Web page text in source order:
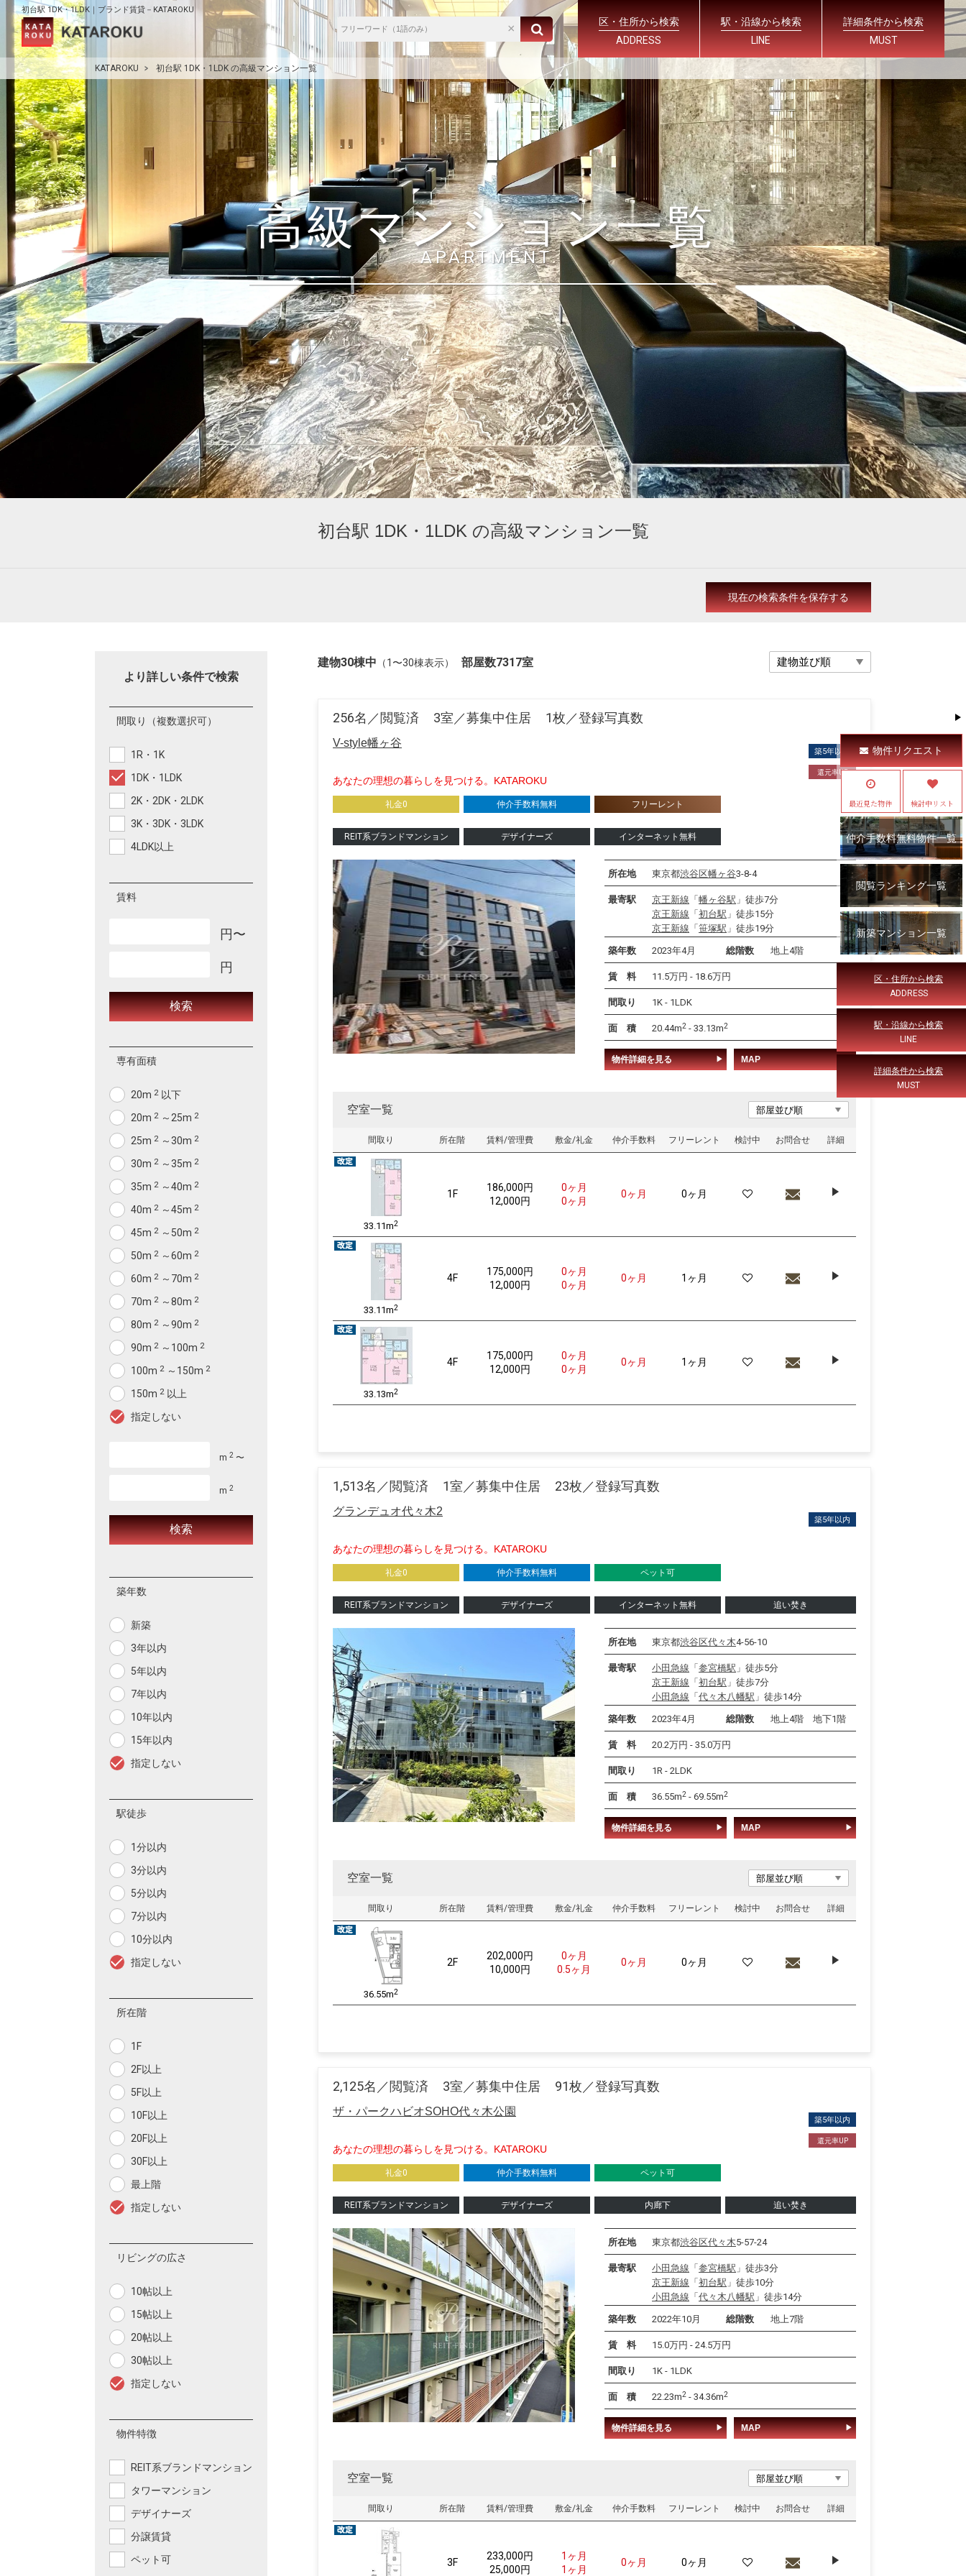
初台駅 1DK・1LDK｜ブランド賃貸－KATAROKU
区・住所から検索
ADDRESS
駅・沿線から検索
LINE
詳細条件から検索
MUST
KATAROKU 初台駅 1DK・1LDK の高級マンション一覧
高級マンション一覧
APARTMENT
初台駅 1DK・1LDK の高級マンション一覧
現在の検索条件を保存する
より詳しい条件で検索
間取り （複数選択可）
1R・1K
1DK・1LDK
2K・2DK・2LDK
3K・3DK・3LDK
4LDK以上
賃料
円〜
円
専有面積
20m 2 以下
20m 2 ～25m 2
25m 2 ～30m 2
30m 2 ～35m 2
35m 2 ～40m 2
40m 2 ～45m 2
45m 2 ～50m 2
50m 2 ～60m 2
60m 2 ～70m 2
70m 2 ～80m 2
80m 2 ～90m 2
90m 2 ～100m 2
100m 2 ～150m 2
150m 2 以上
指定しない
m 2 〜
m 2
築年数
新築
3年以内
5年以内
7年以内
10年以内
15年以内
指定しない
駅徒歩
1分以内
3分以内
5分以内
7分以内
10分以内
指定しない
所在階
1F
2F以上
5F以上
10F以上
20F以上
30F以上
最上階
指定しない
リビングの広さ
10帖以上
15帖以上
20帖以上
30帖以上
指定しない
物件特徴
REIT系ブランドマンション
タワーマンション
デザイナーズ
分譲賃貸
ペット可
建物30棟中 （1〜30棟表示） 部屋数7317室
256名／閲覧済 3室／募集中住居 1枚／登録写真数
V-style幡ヶ谷
築5年以内
還元率UP
あなたの理想の暮らしを見つける。KATAROKU
礼金0 仲介手数料無料 フリーレント
REIT系ブランドマンション デザイナーズ インターネット無料
所在地 東京都渋谷区幡ヶ谷3-8-4
最寄駅 京王新線 「 幡ヶ谷駅 」徒歩7分
京王新線 「 初台駅 」徒歩15分
京王新線 「 笹塚駅 」徒歩19分
築年数 2023年4月 総階数 地上4階
賃 料 11.5万円 - 18.6万円
間取り 1K - 1LDK
面 積 20.44m2 - 33.13m2
物件詳細を見る MAP
空室一覧
間取り 所在階 賃料/管理費 敷金/礼金 仲介手数料 フリーレント 検討中 お問合せ 詳細
33.11m2
1F
186,000円
12,000円
0ヶ月
0ヶ月
0ヶ月 0ヶ月
33.11m2
4F
175,000円
12,000円
0ヶ月
0ヶ月
0ヶ月 1ヶ月
33.13m2
4F
175,000円
12,000円
0ヶ月
0ヶ月
0ヶ月 1ヶ月
1,513名／閲覧済 1室／募集中住居 23枚／登録写真数
グランデュオ代々木2
築5年以内
あなたの理想の暮らしを見つける。KATAROKU
礼金0 仲介手数料無料 ペット可
REIT系ブランドマンション デザイナーズ インターネット無料 追い焚き
所在地 東京都渋谷区代々木4-56-10
最寄駅 小田急線 「 参宮橋駅 」徒歩5分
京王新線 「 初台駅 」徒歩7分
小田急線 「 代々木八幡駅 」徒歩14分
築年数 2023年4月 総階数 地上4階 地下1階
賃 料 20.2万円 - 35.0万円
間取り 1R - 2LDK
面 積 36.55m2 - 69.55m2
物件詳細を見る MAP
空室一覧
間取り 所在階 賃料/管理費 敷金/礼金 仲介手数料 フリーレント 検討中 お問合せ 詳細
36.55m2
2F
202,000円
10,000円
0ヶ月
0.5ヶ月
0ヶ月 0ヶ月
2,125名／閲覧済 3室／募集中住居 91枚／登録写真数
ザ・パークハビオSOHO代々木公園
築5年以内
還元率UP
あなたの理想の暮らしを見つける。KATAROKU
礼金0 仲介手数料無料 ペット可
REIT系ブランドマンション デザイナーズ 内廊下 追い焚き
所在地 東京都渋谷区代々木5-57-24
最寄駅 小田急線 「 参宮橋駅 」徒歩3分
京王新線 「 初台駅 」徒歩10分
小田急線 「 代々木八幡駅 」徒歩14分
築年数 2022年10月 総階数 地上7階
賃 料 15.0万円 - 24.5万円
間取り 1K - 1LDK
面 積 22.23m2 - 34.36m2
物件詳細を見る MAP
空室一覧
間取り 所在階 賃料/管理費 敷金/礼金 仲介手数料 フリーレント 検討中 お問合せ 詳細
3F
233,000円
25,000円
1ヶ月
1ヶ月
0ヶ月 0ヶ月
物件リクエスト
最近見た物件 検討中リスト
仲介手数料無料物件一覧
閲覧ランキング一覧
新築マンション一覧
区・住所から検索
ADDRESS
駅・沿線から検索
LINE
詳細条件から検索
MUST